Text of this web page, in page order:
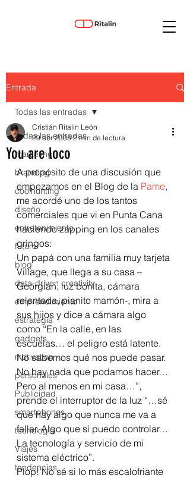
Entrada
Todas las entradas
marketing
branding
coolhunting
diseño
entretenimiento
futuro
blog
data-driven creativity
emprendimiento
estrategia
gadgets
motivation
personales
Publicidad
smartphones
tecnología
Viajes
tendencias
Todas las entradas
You are loco
Cristián Ritalin León
29 abr 2005 2 min de lectura
A propósito de una discusión que
empezamos en el Blog de la Pame,
me acordé uno de los tantos
comerciales que vi en Punta Cana
haciendo zapping en los canales
gringos:
Un papá con una familia muy tarjeta
Village, que llega a su casa –
Georgian, luz bonita, cámara
relentada, pianito mamón-, mira a
sus hijos y dice a cámara algo
como “En la calle, en las
escuelas… el peligro está latente.
No sabemos qué nos puede pasar.
No hay nada que podamos hacer…
Pero al menos en mi casa…”,
prende el interruptor de la luz “…sé
que hay algo que nunca me va a
fallar. Algo que sí puedo controlar…
La tecnología y servicio de mi
sistema eléctrico”.
Plop! No sé si lo más escalofriante